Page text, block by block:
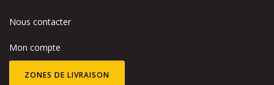
Nous contacter
Mon compte
ZONES DE LIVRAISON